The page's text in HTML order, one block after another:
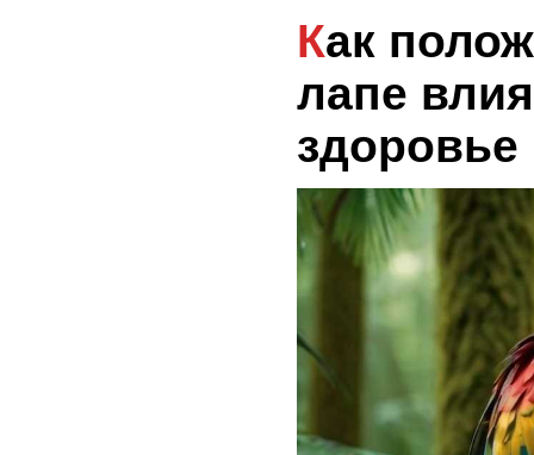
Как положение на одной
лапе
здоровье